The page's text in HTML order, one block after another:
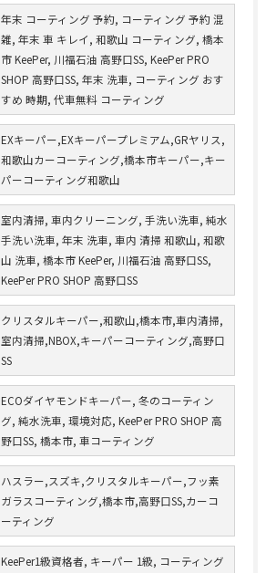
年末 コーティング 予約, コーティング 予約 混
雑, 年末 車 キレイ, 和歌山 コーティング, 橋本
市 KeePer, 川福石油 高野口SS, KeePer PRO
SHOP 高野口SS, 年末 洗車, コーティング おす
すめ 時期, 代車無料 コーティング
EXキーパー,EXキーパープレミアム,GRヤリス,
和歌山カーコーティング,橋本市キーパー,キー
パーコーティング和歌山
室内清掃, 車内クリーニング, 手洗い洗車, 純水
手洗い洗車, 年末 洗車, 車内 清掃 和歌山, 和歌
山 洗車, 橋本市 KeePer, 川福石油 高野口SS,
KeePer PRO SHOP 高野口SS
クリスタルキーパー,和歌山,橋本市,車内清掃,
室内清掃,NBOX,キーパーコーティング,高野口
SS
ECOダイヤモンドキーパー, 冬のコーティン
グ, 純水洗車, 環境対応, KeePer PRO SHOP 高
野口SS, 橋本市, 車コーティング
ハスラー,スズキ,クリスタルキーパー,フッ素
ガラスコーティング,橋本市,高野口SS,カーコ
ーティング
KeePer1級資格者, キーパー 1級, コーティング